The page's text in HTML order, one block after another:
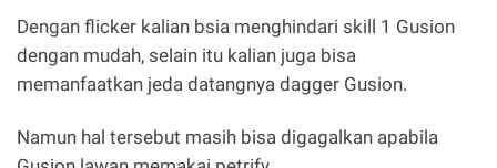
Dengan flicker kalian bsia menghindari skill 1 Gusion
dengan mudah, selain itu kalian juga bisa
memanfaatkan jeda datangnya dagger Gusion.
Namun hal tersebut masih bisa digagalkan apabila